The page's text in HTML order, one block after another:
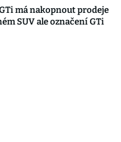
má nakopnout prodeje
SUV ale označení GTi